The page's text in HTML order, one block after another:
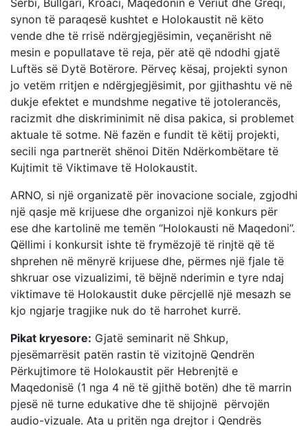
synon të paraqesë kushtet e Holokaustit në këto
vende dhe të rrisë ndërgjegjësimin, veçanërisht në
mesin e popullatave të reja, për atë që ndodhi gjatë
Luftës së Dytë Botërore. Përveç kësaj, projekti synon
jo vetëm rritjen e ndërgjegjësimit, por gjithashtu vë në
dukje efektet e mundshme negative të jotolerancës,
racizmit dhe diskriminimit në disa pakica, si problemet
aktuale të sotme. Në fazën e fundit të këtij projekti,
secili nga partnerët shënoi Ditën Ndërkombëtare të
Kujtimit të Viktimave të Holokaustit.
ARNO, si një organizatë për inovacione sociale, zgjodhi
një qasje më krijuese dhe organizoi një konkurs për
ese dhe kartolinë me temën “Holokausti në Maqedoni”.
Qëllimi i konkursit ishte të frymëzojë të rinjtë që të
shprehen në mënyrë krijuese dhe, përmes një fjale të
shkruar ose vizualizimi, të bëjnë nderimin e tyre ndaj
viktimave të Holokaustit duke përcjellë një mesazh se
kjo ngjarje tragjike nuk do të harrohet kurrë.
Pikat kryesore: Gjatë seminarit në Shkup,
pjesëmarrësit patën rastin të vizitojnë Qendrën
Përkujtimore të Holokaustit për Hebrenjtë e
Maqedonisë (1 nga 4 në të gjithë botën) dhe të marrin
pjesë në turne edukative dhe të shijojnë përvojën
audio-vizuale. Ata u pritën nga drejtor i Qendrës